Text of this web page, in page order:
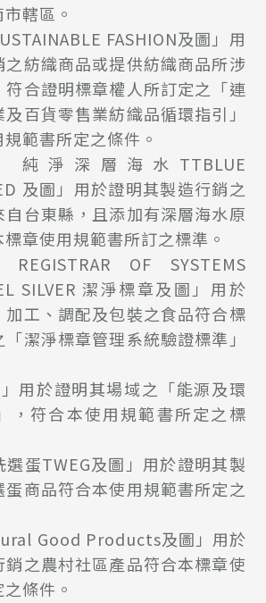
轄區。
FASHION及圖」用
之紡織商品或提供紡織商品所涉
符合證明標章權人所訂定之「連
百貨零售業紡織品循環指引」
範書所定之條件。
純淨深層海水TTBLUE
及圖」用於證明其製造行銷之
台東縣，且添加有深層海水原
章使用規範書所訂之標準。
REGISTRAR OF SYSTEMS
SILVER 潔淨標章及圖」用於
加工、調配及包裝之食品符合標
潔淨標章管理系統驗證標準」
」用於證明其場域之「能源及環
，符合本使用規範書所定之標
選蛋TWEG及圖」用於證明其製
蛋商品符合本使用規範書所定之
Good Products及圖」用於
銷之農村社區產品符合本標章使
條件。